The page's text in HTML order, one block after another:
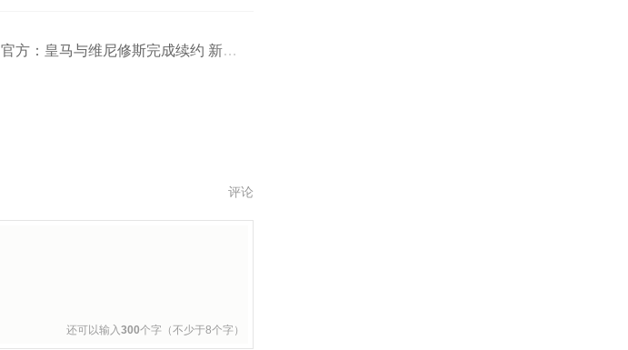
官方：皇马与维尼修斯完成续约 新合同至2032年
评论
还可以输入300个字（不少于8个字）